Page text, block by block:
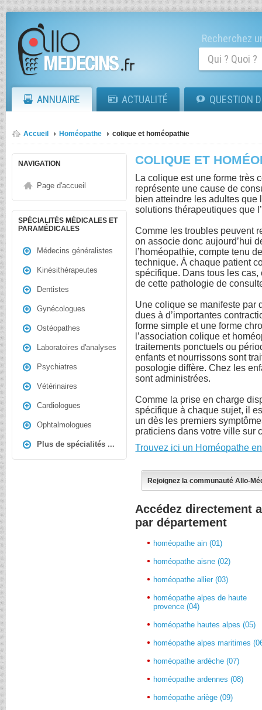
Recherchez
ANNUAIRE ACTUALITÉ QUESTION
Accueil Homéopathe colique et homéopathie
NAVIGATION
Page d'accueil
SPÉCIALITÉS MÉDICALES ET
PARAMÉDICALES
Médecins généralistes
Kinésithérapeutes
Dentistes
Gynécologues
Ostéopathes
Laboratoires d'analyses
Psychiatres
Vétérinaires
Cardiologues
Ophtalmologues
Plus de spécialités ...
COLIQUE ET
La colique est une forme très
représente une cause de
bien atteindre les adultes
solutions thérapeutiques que
Comme les troubles peuvent
on associe donc aujourd’hui
l’homéopathie, compte tenu
technique. À chaque patient
spécifique. Dans tous les
de cette pathologie de
Une colique se manifeste par
dues à d’importantes
forme simple et une forme
l’association colique et
traitements ponctuels ou
enfants et nourrissons sont
posologie diffère. Chez les
sont administrées.
Comme la prise en charge
spécifique à chaque sujet, il
un dès les premiers
praticiens dans votre ville sur
Trouvez ici un Homéopathe
Rejoignez la communauté Allo-
Accédez directement
par département
homéopathe ain (01)
homéopathe aisne (02)
homéopathe allier (03)
homéopathe alpes de haute
provence (04)
homéopathe hautes alpes (05)
homéopathe alpes maritimes
homéopathe ardèche (07)
homéopathe ardennes (08)
homéopathe ariège (09)